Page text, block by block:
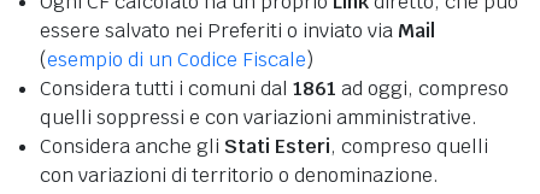
essere salvato nei Preferiti o inviato via Mail
(esempio di un Codice Fiscale)
Considera tutti i comuni dal 1861 ad oggi, compreso
quelli soppressi e con variazioni amministrative.
Considera anche gli Stati Esteri, compreso quelli
con variazioni di territorio o denominazione.